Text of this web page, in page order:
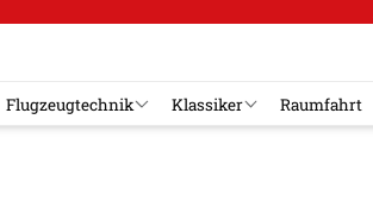
Flugzeugtechnik Klassiker Raumfahrt